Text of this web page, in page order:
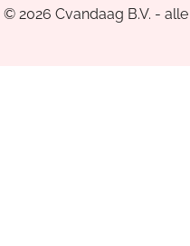
© 2026 Cvandaag B.V. -